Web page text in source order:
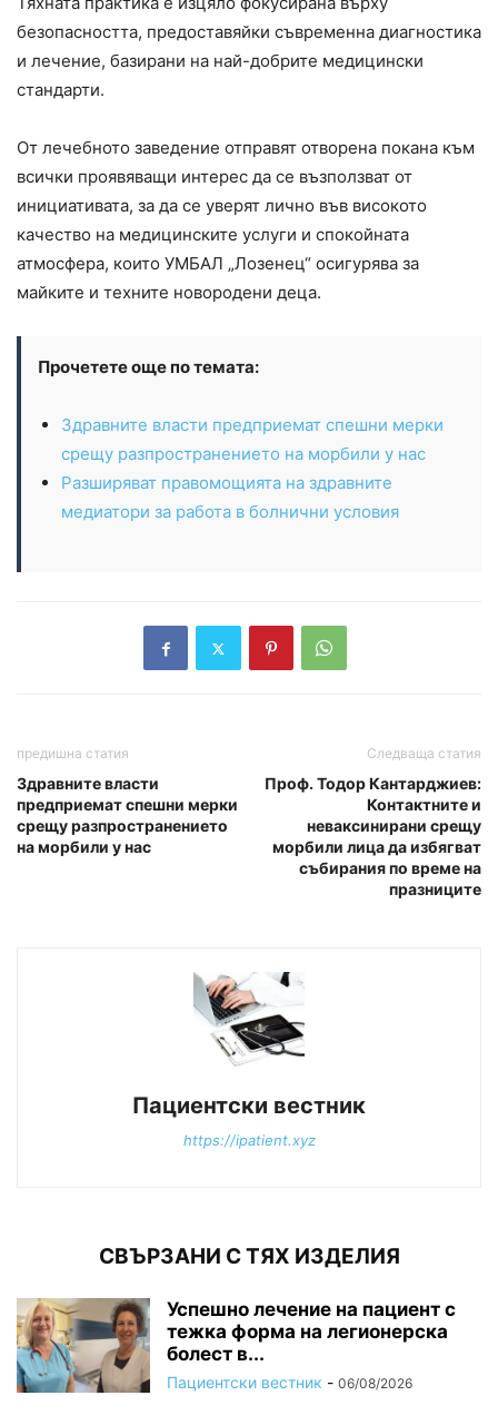
безопасността, предоставяйки съвременна диагностика
и лечение, базирани на най-добрите медицински
стандарти.
От лечебното заведение отправят отворена покана към
всички проявяващи интерес да се възползват от
инициативата, за да се уверят лично във високото
качество на медицинските услуги и спокойната
атмосфера, които УМБАЛ „Лозенец“ осигурява за
майките и техните новородени деца.
Прочетете още по темата:
Здравните власти предприемат спешни мерки
срещу разпространението на морбили у нас
Разширяват правомощията на здравните
медиатори за работа в болнични условия
предишна статия
Здравните власти
предприемат спешни мерки
срещу разпространението
на морбили у нас
Следваща статия
Проф. Тодор Кантарджиев:
Контактните и
неваксинирани срещу
морбили лица да избягват
събирания по време на
празниците
Пациентски вестник
https://ipatient.xyz
СВЪРЗАНИ С ТЯХ ИЗДЕЛИЯ
Успешно лечение на пациент с
тежка форма на легионерска
болест в...
Пациентски вестник - 06/08/2026